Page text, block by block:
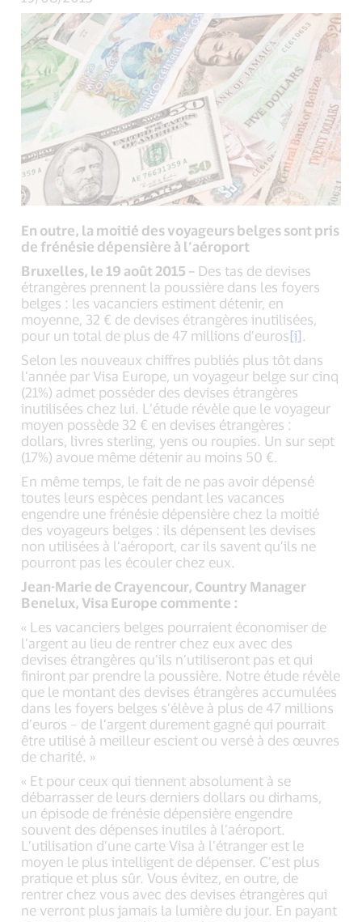
En outre, la moitié des voyageurs belges sont pris
de frénésie dépensière à l’aéroport
Bruxelles, le 19 août 2015 – Des tas de devises
étrangères prennent la poussière dans les foyers
belges : les vacanciers estiment détenir, en
moyenne, 32 € de devises étrangères inutilisées,
pour un total de plus de 47 millions d’euros[i]
Selon les nouveaux chiffres publiés plus tôt dans
l’année par Visa Europe, un voyageur belge sur cinq
(21%) admet posséder des devises étrangères
inutilisées chez lui. L’étude révèle que le voyageur
moyen possède 32 € en devises étrangères :
dollars, livres sterling, yens ou roupies. Un sur sept
(17%) avoue même détenir au moins 50 €.
En même temps, le fait de ne pas avoir dépensé
toutes leurs espèces pendant les vacances
engendre une frénésie dépensière chez la moitié
des voyageurs belges : ils dépensent les devises
non utilisées à l’aéroport, car ils savent qu’ils ne
pourront pas les écouler chez eux.
Jean-Marie de Crayencour, Country Manager
Benelux, Visa Europe commente :
« Les vacanciers belges pourraient économiser de
l’argent au lieu de rentrer chez eux avec des
devises étrangères qu’ils n’utiliseront pas et qui
finiront par prendre la poussière. Notre étude révèle
que le montant des devises étrangères accumulées
dans les foyers belges s’élève à plus de 47 millions
d’euros – de l’argent durement gagné qui pourrait
être utilisé à meilleur escient ou versé à des œuvres
de charité. »
« Et pour ceux qui tiennent absolument à se
débarrasser de leurs derniers dollars ou dirhams,
un épisode de frénésie dépensière engendre
souvent des dépenses inutiles à l’aéroport.
L’utilisation d’une carte Visa à l’étranger est le
moyen le plus intelligent de dépenser. C’est plus
pratique et plus sûr. Vous évitez, en outre, de
rentrer chez vous avec des devises étrangères qui
ne verront plus jamais la lumière du jour. En payant